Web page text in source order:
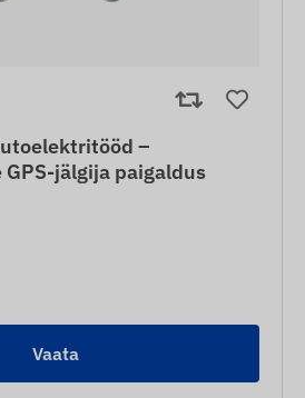
–
jälgija paigaldus
Vaata